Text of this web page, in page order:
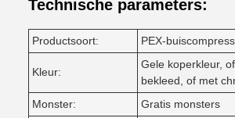
Technische parameters:
Productsoort: PEX-
Kleur:
Gele koperkleur,
bekleed, of met
Monster:
Gratis monsters